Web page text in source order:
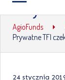
–
AgioFunds
Prywatne TFI
24 stycznia